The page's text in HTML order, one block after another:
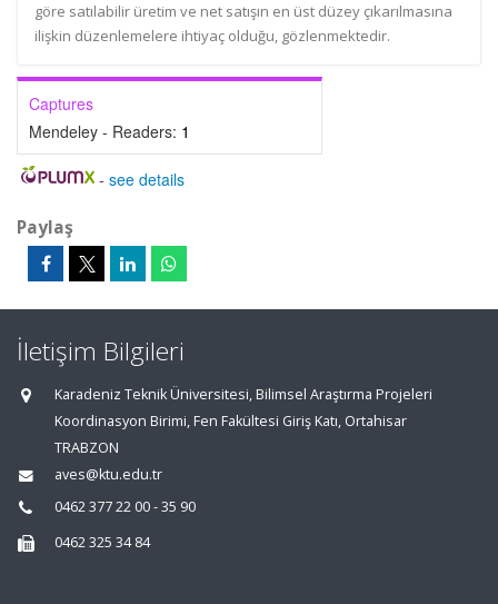
göre satılabilir üretim ve net satışın en üst düzey çıkarılmasına
ilişkin düzenlemelere ihtiyaç olduğu, gözlenmektedir.
Captures
Mendeley - Readers: 1
- see details
Paylaş
İletişim Bilgileri
Karadeniz Teknik Üniversitesi, Bilimsel Araştırma Projeleri
Koordinasyon Birimi, Fen Fakültesi Giriş Katı, Ortahisar
TRABZON
aves@ktu.edu.tr
0462 377 22 00 - 35 90
0462 325 34 84